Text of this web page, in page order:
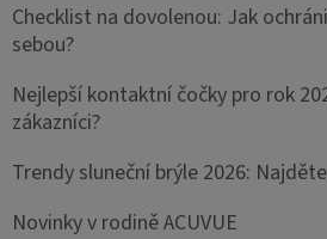
Checklist na dovolenou: Jak
sebou?
Nejlepší kontaktní čočky pro rok
zákazníci?
Trendy sluneční brýle 2026:
Novinky v rodině ACUVUE